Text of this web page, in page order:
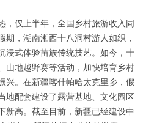
，仅上半年，全国乡村旅游收入同
期，湖南湘西十八洞村游人如织，
浸式体验苗族传统技艺。如今，十
山地越野赛等活动，加快培育乡村
兴。在新疆喀什帕哈太克里乡，假
地配套建设了露营基地、文化园区
新高。截至目前，新疆已经建设中